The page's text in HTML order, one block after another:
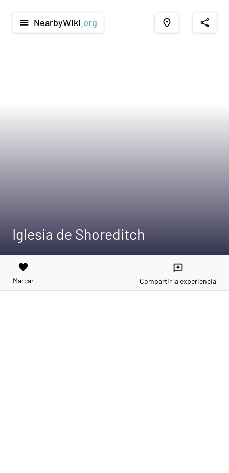
menu NearbyWiki .org place share
Iglesia de Shoreditch
favorite
Marcar
reviews
Compartir la experiencia